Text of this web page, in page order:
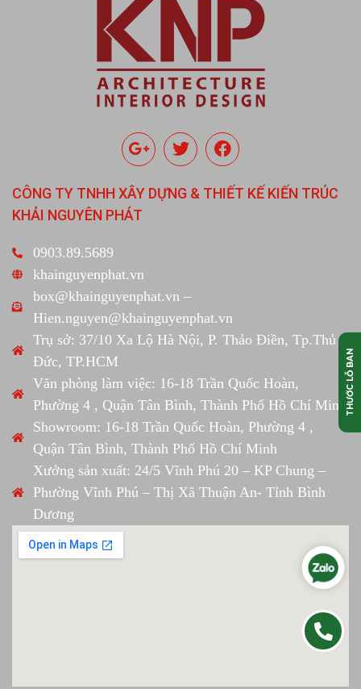
CÔNG TY TNHH XÂY DỰNG & THIẾT KẾ KIẾN TRÚC
KHẢI NGUYÊN PHÁT
0903.89.5689
khainguyenphat.vn
box@khainguyenphat.vn –
Hien.nguyen@khainguyenphat.vn
Trụ sở: 37/10 Xa Lộ Hà Nội, P. Thảo Điền, Tp.Thủ
Đức, TP.HCM
Văn phòng làm việc: 16-18 Trần Quốc Hoàn,
Phường 4 , Quận Tân Bình, Thành Phố Hồ Chí Minh
Showroom: 16-18 Trần Quốc Hoàn, Phường 4 ,
Quận Tân Bình, Thành Phố Hồ Chí Minh
Xưởng sản xuất: 24/5 Vĩnh Phú 20 – KP Chung –
Phường Vĩnh Phú – Thị Xã Thuận An- Tỉnh Bình
Dương
THƯỚC LỖ BAN